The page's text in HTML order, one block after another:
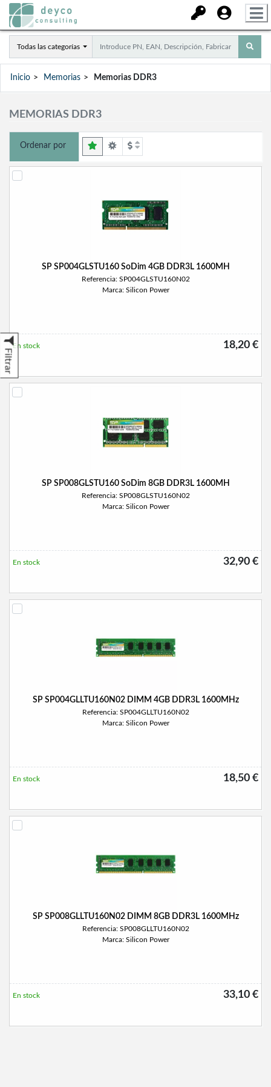
Todas las categorías
Inicio Memorias Memorias DDR3
MEMORIAS DDR3
Filtrar
Ordenar por
SP SP004GLSTU160 SoDim 4GB DDR3L 1600MH
Referencia: SP004GLSTU160N02
Marca: Silicon Power
18,20 €
En stock
SP SP008GLSTU160 SoDim 8GB DDR3L 1600MH
Referencia: SP008GLSTU160N02
Marca: Silicon Power
32,90 €
En stock
SP SP004GLLTU160N02 DIMM 4GB DDR3L 1600MHz
Referencia: SP004GLLTU160N02
Marca: Silicon Power
18,50 €
En stock
SP SP008GLLTU160N02 DIMM 8GB DDR3L 1600MHz
Referencia: SP008GLLTU160N02
Marca: Silicon Power
33,10 €
En stock